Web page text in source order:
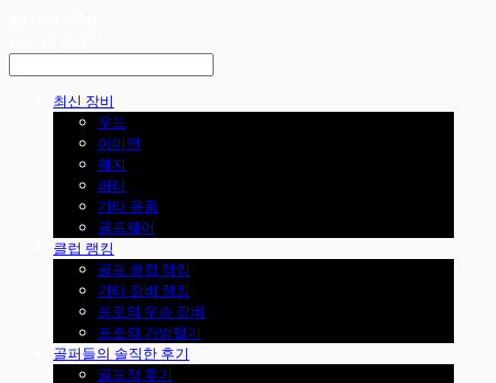
최신 장비
우드
아이언
웨지
퍼터
기타 용품
골프웨어
클럽 랭킹
골프 클럽 랭킹
기타 장비 랭킹
프로의 우승 장비
프로의 가방털기
골퍼들의 솔직한 후기
골프장 후기